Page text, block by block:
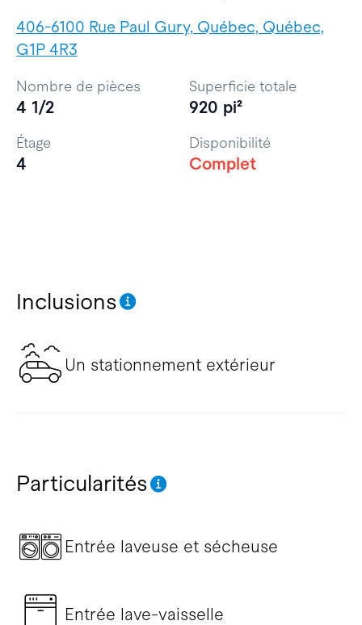
406-6100 Rue Paul Gury, Québec, Québec,
G1P 4R3
Inclusions
Un stationnement extérieur
Particularités
Entrée laveuse et sécheuse
Entrée lave-vaisselle
Nombre de pièces
4 1/2
Superficie totale
920 pi²
Étage
4
Disponibilité
Complet